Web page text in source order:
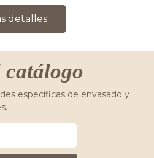
detalles
específicas de envasado y